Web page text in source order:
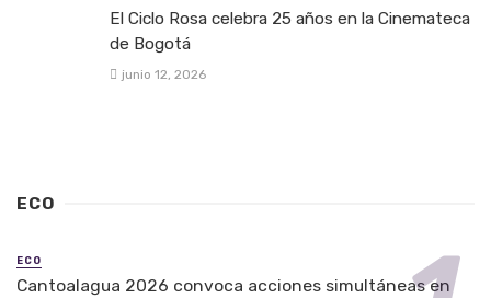
El Ciclo Rosa celebra 25 años en la Cinemateca
de Bogotá
junio 12, 2026
ECO
ECO
Cantoalagua 2026 convoca acciones simultáneas en